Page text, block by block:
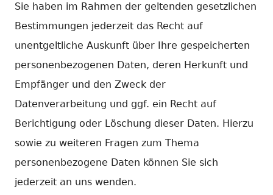
Sie haben im Rahmen der geltenden gesetzlichen
Bestimmungen jederzeit das Recht auf
unentgeltliche Auskunft über Ihre gespeicherten
personenbezogenen Daten, deren Herkunft und
Empfänger und den Zweck der
Datenverarbeitung und ggf. ein Recht auf
Berichtigung oder Löschung dieser Daten. Hierzu
sowie zu weiteren Fragen zum Thema
personenbezogene Daten können Sie sich
jederzeit an uns wenden.